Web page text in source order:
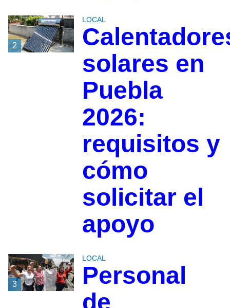
2
LOCAL
solares en
Puebla
2026:
requisitos y
cómo
solicitar el
apoyo
3
LOCAL
Personal
de